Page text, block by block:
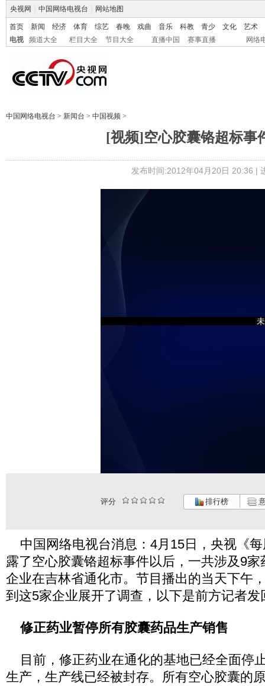
央视网 中国网络电视台 网站地图
首页 新闻 经济 体育 综艺 春晚 戏曲 音乐 科教 青少 文化
艺术
电视
频道大全 栏目大全 节目大全 直播中国 赛事直播 网络
中国网络电视台 > 新闻台 > 中国视频 >
[视频]空心胶囊铬超标事
发布时间:2012年04月20日 20:36 |
评分 排行榜
中国网络电视台消息：4月15日，央视《
露了空心胶囊铬超标事件以后，一共涉及9
企业在吉林省通化市。节目播出的当天下午
到这5家企业展开了调查，以下是前方记者发
修正药业暂停所有胶囊药品生产销售
目前，修正药业在通化的基地已经全面停
生产，生产线已经被封存。所有空心胶囊的